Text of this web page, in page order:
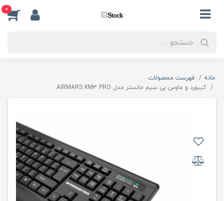
0
خانه
فهرست محصولات
کیبورد و ماوس بی سیم مانستر مدل AIRMARS KM3 PRO